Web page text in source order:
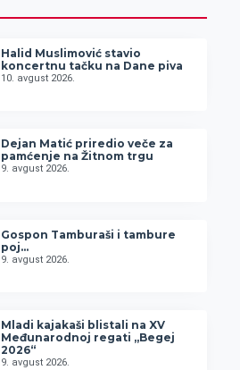
Halid Muslimović stavio
koncertnu tačku na Dane piva
10. avgust 2026.
Dejan Matić priredio veče za
pamćenje na Žitnom trgu
9. avgust 2026.
Gospon Tamburaši i tambure
poj…
9. avgust 2026.
Mladi kajakaši blistali na XV
Međunarodnoj regati „Begej
2026“
9. avgust 2026.